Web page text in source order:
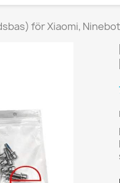
för Xiaomi,